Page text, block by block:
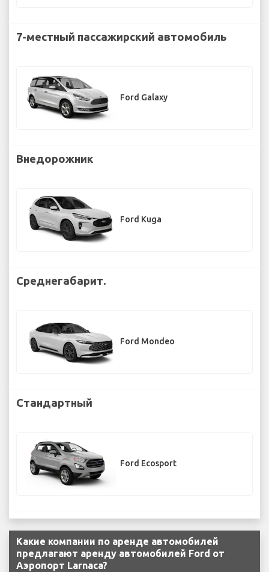
7-местный пассажирский автомобиль
Ford Galaxy
Внедорожник
Ford Kuga
Среднегабарит.
Ford Mondeo
Стандартный
Ford Ecosport
Какие компании по аренде автомобилей
предлагают аренду автомобилей Ford от
Аэропорт Larnaca?